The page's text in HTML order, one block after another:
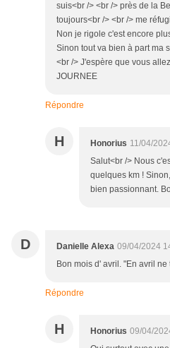
suis<br /> <br /> près de la
toujours<br /> <br /> me
Non je rigole c'est encore
Sinon tout va bien à part ma
<br /> J'espère que vous
JOURNEE
Répondre
H Honorius 11/04/
Salut<br /> Nous
quelques km !
bien passionnant.
D Danielle Alexa 09/04/2024
Bon mois d' avril. "En avril
Répondre
H Honorius 09/04/